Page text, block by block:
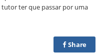
ter que passar por uma
Share